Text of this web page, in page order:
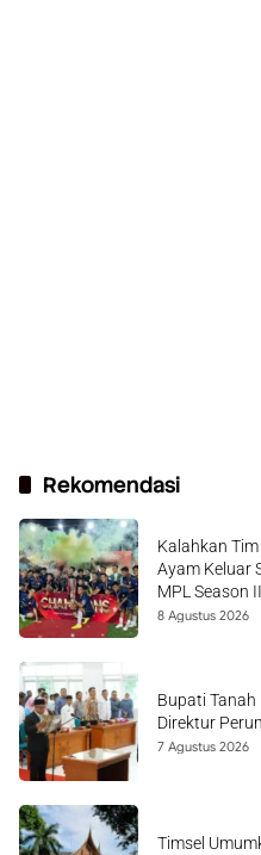
Rekomendasi
Kalahkan
Ayam Keluar
MPL Season
8 Agustus 2026
Bupati Tanah
Direktur
7 Agustus 2026
Timsel